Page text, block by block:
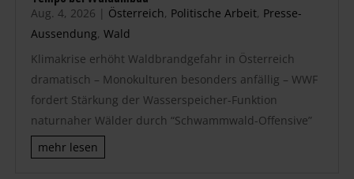
Aug. 4, 2026 | Österreich, Politische Arbeit, Presse-
Aussendung, Wald
Klimakrise erhöht Waldbrandgefahr in Österreich
dramatisch – Monokulturen besonders anfällig – WWF
fordert Stärkung der Wasserspeicher-Funktion
naturnaher Wälder durch “Schwammwald-Offensive”
mehr lesen